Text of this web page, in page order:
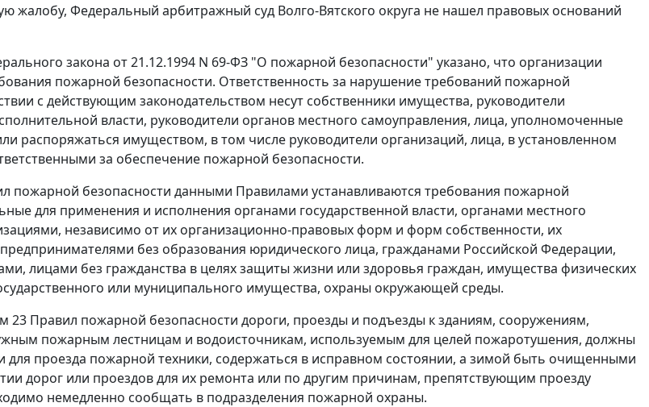
жалобу, Федеральный арбитражный суд Волго-Вятского округа не нашел правовых оснований
закона от 21.12.1994 N 69-ФЗ "О пожарной безопасности" указано, что организации
пожарной безопасности. Ответственность за нарушение требований пожарной
с действующим законодательством несут собственники имущества, руководители
власти, руководители органов местного самоуправления, лица, уполномоченные
распоряжаться имуществом, в том числе руководители организаций, лица, в установленном
за обеспечение пожарной безопасности.
пожарной безопасности данными Правилами устанавливаются требования пожарной
для применения и исполнения органами государственной власти, органами местного
независимо от их организационно-правовых форм и форм собственности, их
без образования юридического лица, гражданами Российской Федерации,
лицами без гражданства в целях защиты жизни или здоровья граждан, имущества физических
или муниципального имущества, охраны окружающей среды.
23 Правил пожарной безопасности дороги, проезды и подъезды к зданиям, сооружениям,
пожарным лестницам и водоисточникам, используемым для целей пожаротушения, должны
для проезда пожарной техники, содержаться в исправном состоянии, а зимой быть очищенными
дорог или проездов для их ремонта или по другим причинам, препятствующим проезду
немедленно сообщать в подразделения пожарной охраны.